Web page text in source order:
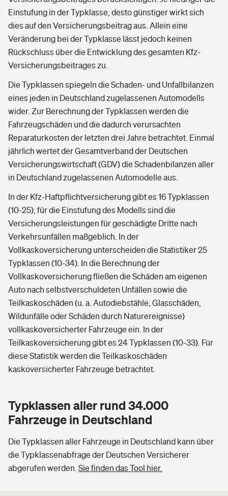
Einstufung in der Typklasse, desto günstiger wirkt sich
dies auf den Versicherungsbeitrag aus. Allein eine
Veränderung bei der Typklasse lässt jedoch keinen
Rückschluss über die Entwicklung des gesamten Kfz-
Versicherungsbeitrages zu.
Die Typklassen spiegeln die Schaden- und Unfallbilanzen
eines jeden in Deutschland zugelassenen Automodells
wider. Zur Berechnung der Typklassen werden die
Fahrzeugschäden und die dadurch verursachten
Reparaturkosten der letzten drei Jahre betrachtet. Einmal
jährlich wertet der Gesamtverband der Deutschen
Versicherungswirtschaft (GDV) die Schadenbilanzen aller
in Deutschland zugelassenen Automodelle aus.
In der Kfz-Haftpflichtversicherung gibt es 16 Typklassen
(10-25), für die Einstufung des Modells sind die
Versicherungsleistungen für geschädigte Dritte nach
Verkehrsunfällen maßgeblich. In der
Vollkaskoversicherung unterscheiden die Statistiker 25
Typklassen (10-34). In die Berechnung der
Vollkaskoversicherung fließen die Schäden am eigenen
Auto nach selbstverschuldeten Unfällen sowie die
Teilkaskoschäden (u. a. Autodiebstähle, Glasschäden,
Wildunfälle oder Schäden durch Naturereignisse)
vollkaskoversicherter Fahrzeuge ein. In der
Teilkaskoversicherung gibt es 24 Typklassen (10-33). Für
diese Statistik werden die Teilkaskoschäden
kaskoversicherter Fahrzeuge betrachtet.
Typklassen aller rund 34.000
Fahrzeuge in Deutschland
Die Typklassen aller Fahrzeuge in Deutschland kann über
die Typklassenabfrage der Deutschen Versicherer
abgerufen werden. Sie finden das Tool hier.